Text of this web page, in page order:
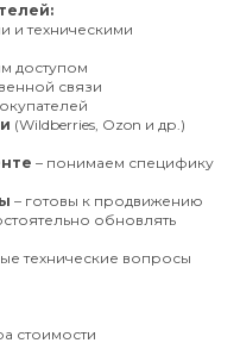
и техническими
доступом
связи
(Wildberries, Ozon и др.)
– понимаем специфику
– готовы к продвижению
обновлять
технические вопросы
стоимости